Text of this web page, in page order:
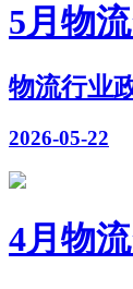
5月物
物流行业
2026-05-22
4月物